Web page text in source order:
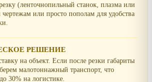
(ленточнопильный станок, плазма или
или просто пополам для удобства
РЕШЕНИЕ
на объект. Если после резки габариты
малотоннажный транспорт, что
30% на логистике.